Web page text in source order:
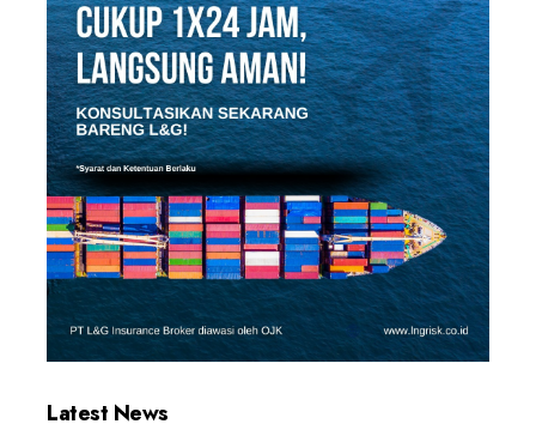
Latest News